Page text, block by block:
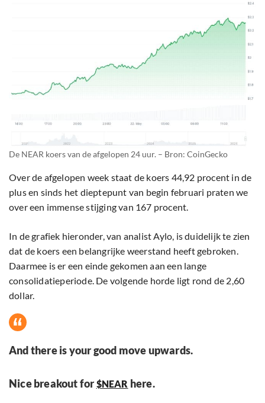
De NEAR koers van de afgelopen 24 uur. – Bron: CoinGecko
Over de afgelopen week staat de koers 44,92 procent in de
plus en sinds het dieptepunt van begin februari praten we
over een immense stijging van 167 procent.
In de grafiek hieronder, van analist Aylo, is duidelijk te zien
dat de koers een belangrijke weerstand heeft gebroken.
Daarmee is er een einde gekomen aan een lange
consolidatieperiode. De volgende horde ligt rond de 2,60
dollar.
And there is your good move upwards.
Nice breakout for$NEAR here.